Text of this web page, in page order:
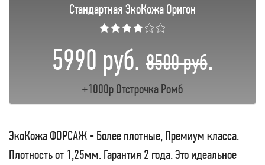
Стандартная ЭкоКожа Оригон
★★★★☆☆
5990 руб.8500 руб.
+1000р Отстрочка Ромб
ЭкоКожа ФОРСАЖ - Более плотные, Премиум класса.
Плотность от 1,25мм. Гарантия 2 года. Это идеальное